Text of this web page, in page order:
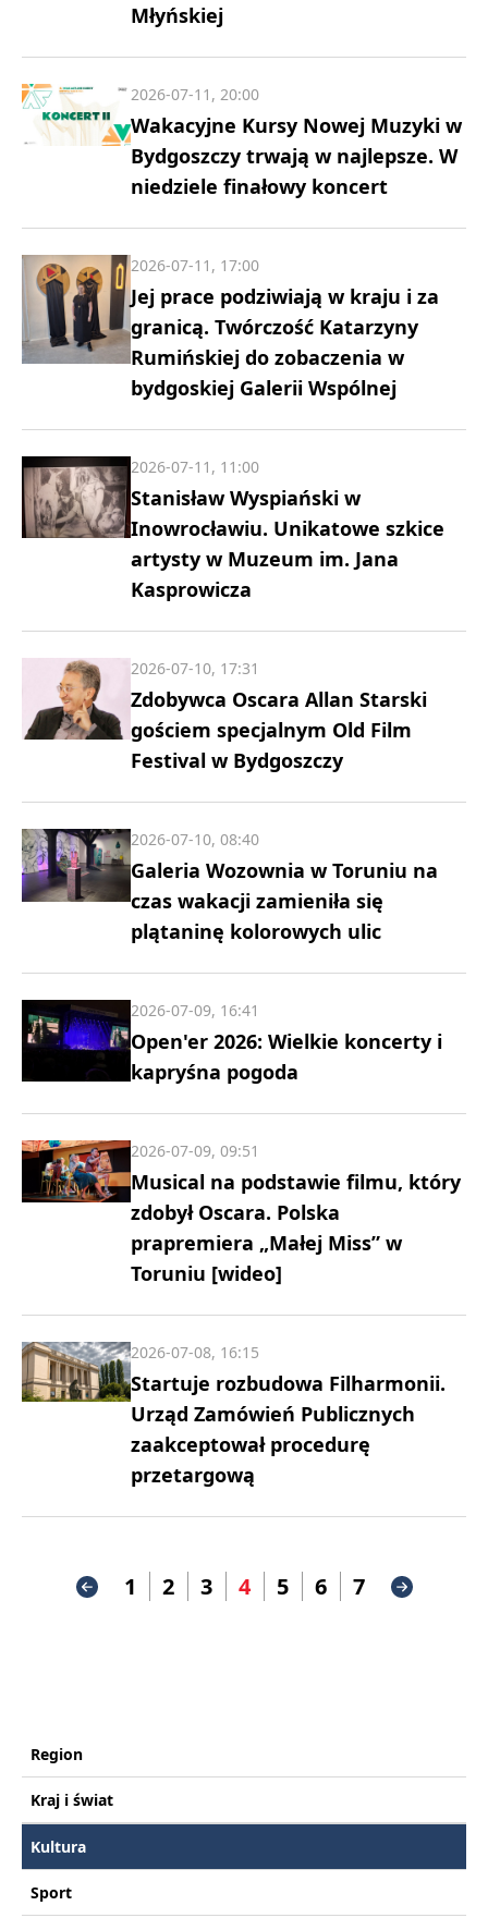
Młyńskiej
Wakacyjne Kursy Nowej Muzyki w
Bydgoszczy trwają w najlepsze. W
niedziele finałowy koncert
2026-07-11, 20:00
Jej prace podziwiają w kraju i za
granicą. Twórczość Katarzyny
Rumińskiej do zobaczenia w
bydgoskiej Galerii Wspólnej
2026-07-11, 17:00
Stanisław Wyspiański w
Inowrocławiu. Unikatowe szkice
artysty w Muzeum im. Jana
Kasprowicza
2026-07-11, 11:00
Zdobywca Oscara Allan Starski
gościem specjalnym Old Film
Festival w Bydgoszczy
2026-07-10, 17:31
Galeria Wozownia w Toruniu na
czas wakacji zamieniła się
plątaninę kolorowych ulic
2026-07-10, 08:40
Open'er 2026: Wielkie koncerty i
kapryśna pogoda
2026-07-09, 16:41
Musical na podstawie filmu, który
zdobył Oscara. Polska
prapremiera „Małej Miss” w
Toruniu [wideo]
2026-07-09, 09:51
Startuje rozbudowa Filharmonii.
Urząd Zamówień Publicznych
zaakceptował procedurę
przetargową
2026-07-08, 16:15
1 2 3 4 5 6 7
Region
Kraj i świat
Kultura
Sport